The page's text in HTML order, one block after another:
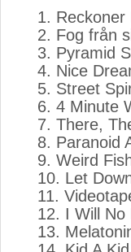
1. Reckoner
2. Fog från
3. Pyramid
4. Nice
5. Street
6. 4 Minute
7. There,
8. Paranoid
9. Weird
10. Let
11.
12. I Will
13.